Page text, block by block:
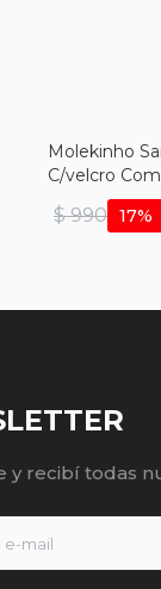
Molekinho
C/velcro
$ 990 17
y recibí todas